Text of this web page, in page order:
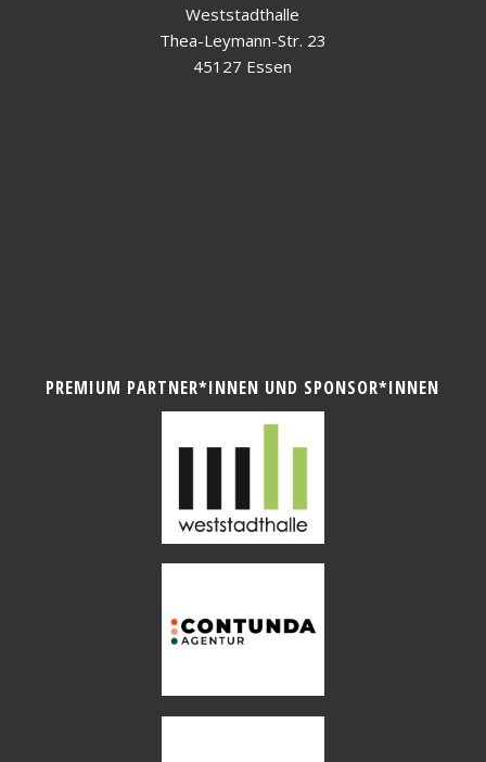
Weststadthalle
Thea-Leymann-Str. 23
45127 Essen
PREMIUM PARTNER*INNEN UND SPONSOR*INNEN